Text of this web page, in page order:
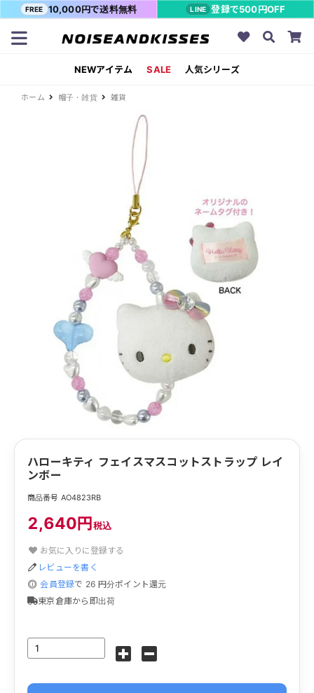
FREE 10,000円で送料無料 LINE 登録で500円OFF
NEWアイテム SALE 人気シリーズ
ホーム 帽子・雑貨 雑貨
ハローキティ フェイスマスコットストラップ レイ
ンボー
商品番号 AO4823RB
2,640円税込
お気に入りに登録する
レビューを書く
会員登録で 26 円分ポイント還元
東京倉庫から即出荷